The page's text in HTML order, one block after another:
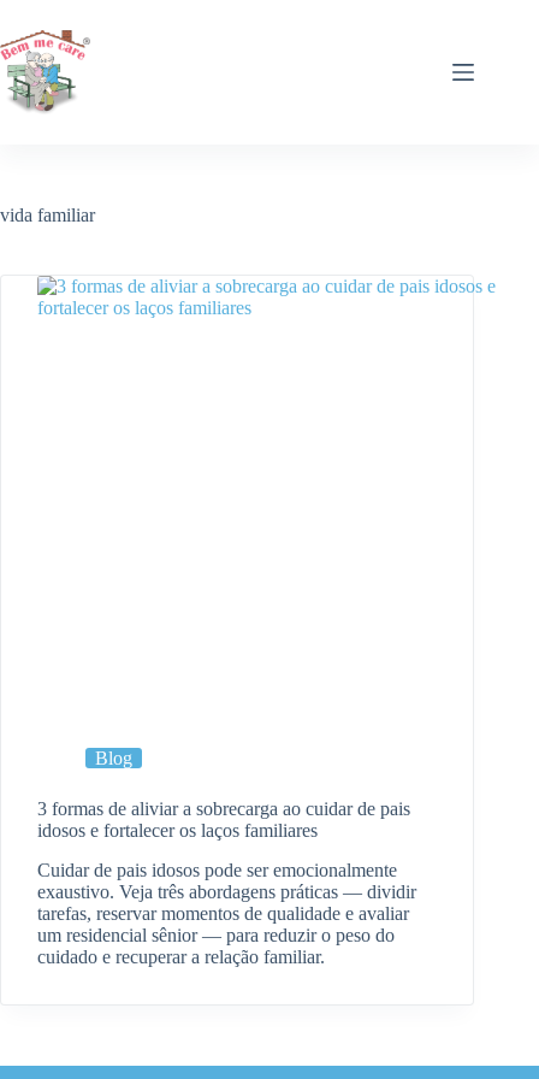
para
o
conteúdo
vida familiar
Blog
3 formas de aliviar a sobrecarga ao cuidar de pais
idosos e fortalecer os laços familiares
Cuidar de pais idosos pode ser emocionalmente
exaustivo. Veja três abordagens práticas — dividir
tarefas, reservar momentos de qualidade e avaliar
um residencial sênior — para reduzir o peso do
cuidado e recuperar a relação familiar.